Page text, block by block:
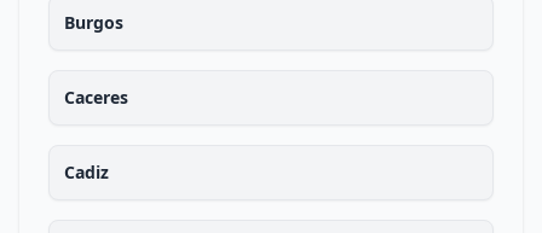
Burgos
Caceres
Cadiz